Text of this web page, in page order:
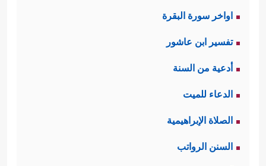
اواخر سورة البقرة
تفسير ابن عاشور
أدعية من السنة
الدعاء للميت
الصلاة الإبراهيمية
السنن الرواتب